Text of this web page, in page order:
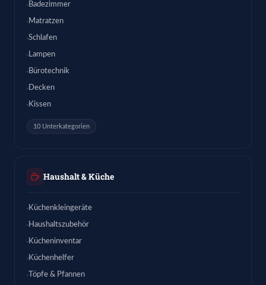
Badezimmer
Matratzen
Schlafen
Lampen
Bürotechnik
Decken
Kissen
10 Unterkategorien
Haushalt & Küche
Küchenkleingeräte
Haushaltszubehör
Kücheninventar
Küchenhelfer
Töpfe & Pfannen